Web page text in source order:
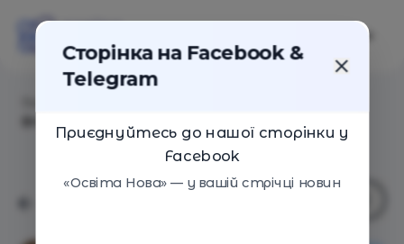
Сторінка на Facebook &
Telegram
Приєднуйтесь до нашої сторінки у
Facebook
«Освіта Нова» — у вашій стрічці новин